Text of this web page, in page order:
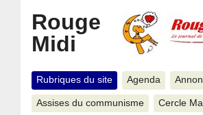
Rouge
Midi
Rubriques du site Agenda
Assises du communisme Cercle